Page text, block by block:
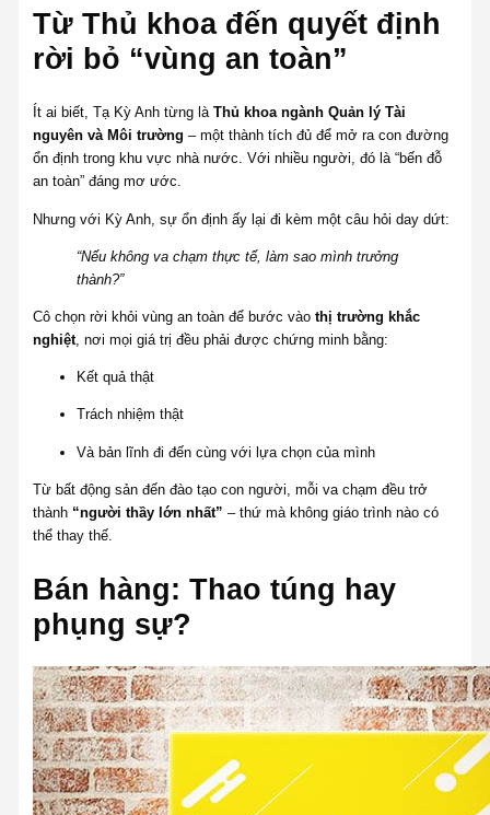
Từ Thủ khoa đến quyết định
rời bỏ “vùng an toàn”
Ít ai biết, Tạ Kỳ Anh từng làThủ khoa ngành Quản lý Tài
nguyên và Môi trường – một thành tích đủ để mở ra con đường
ổn định trong khu vực nhà nước. Với nhiều người, đó là “bến đỗ
an toàn” đáng mơ ước.
Nhưng với Kỳ Anh, sự ổn định ấy lại đi kèm một câu hỏi day dứt:
“Nếu không va chạm thực tế, làm sao mình trưởng
thành?”
Cô chọn rời khỏi vùng an toàn để bước vàothị trường khắc
nghiệt , nơi mọi giá trị đều phải được chứng minh bằng:
Kết quả thật
Trách nhiệm thật
Và bản lĩnh đi đến cùng với lựa chọn của mình
Từ bất động sản đến đào tạo con người, mỗi va chạm đều trở
thành “người thầy lớn nhất” – thứ mà không giáo trình nào có
thể thay thế.
Bán hàng: Thao túng hay
phụng sự?